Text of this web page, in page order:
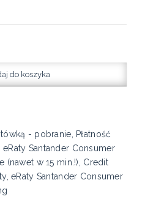
do koszyka
- pobranie, Płatność
Santander Consumer
(nawet w 15 min.!), Credit
eRaty Santander Consumer